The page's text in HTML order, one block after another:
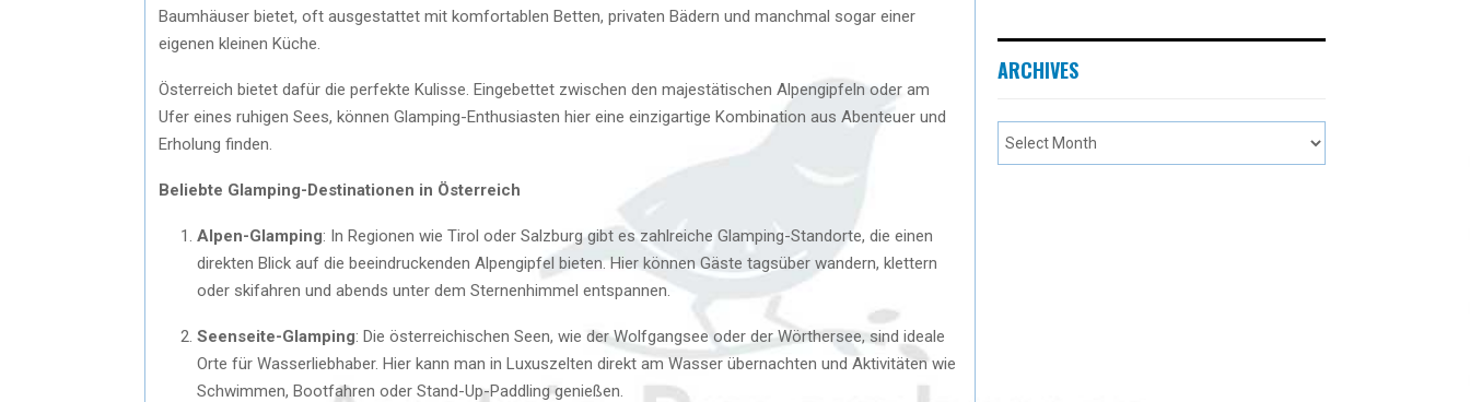
Baumhäuser bietet, oft ausgestattet mit komfortablen Betten, privaten Bädern und manchmal sogar einer
eigenen kleinen Küche.
Österreich bietet dafür die perfekte Kulisse. Eingebettet zwischen den majestätischen Alpengipfeln oder am
Ufer eines ruhigen Sees, können Glamping-Enthusiasten hier eine einzigartige Kombination aus Abenteuer und
Erholung finden.
Beliebte Glamping-Destinationen in Österreich
Alpen-Glamping: In Regionen wie Tirol oder Salzburg gibt es zahlreiche Glamping-Standorte, die einen
direkten Blick auf die beeindruckenden Alpengipfel bieten. Hier können Gäste tagsüber wandern, klettern
oder skifahren und abends unter dem Sternenhimmel entspannen.
Seenseite-Glamping: Die österreichischen Seen, wie der Wolfgangsee oder der Wörthersee, sind ideale
Orte für Wasserliebhaber. Hier kann man in Luxuszelten direkt am Wasser übernachten und Aktivitäten wie
Schwimmen, Bootfahren oder Stand-Up-Paddling genießen.
ARCHIVES